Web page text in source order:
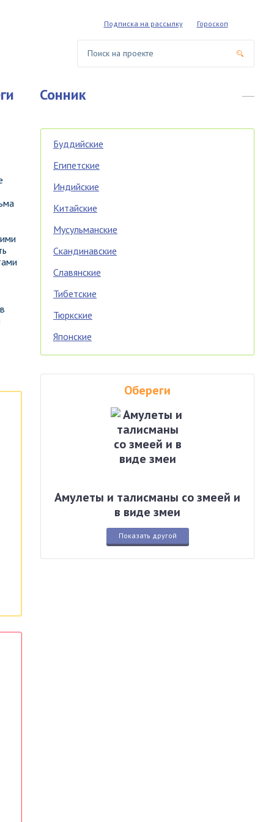
Подписка на рассылку Гороскоп
Сонник
Буддийские
Египетские
Индийские
Китайские
Мусульманские
Скандинавские
Славянские
Тибетские
Тюркские
Японские
Обереги
Амулеты и талисманы со змеей и
в виде змеи
Показать другой